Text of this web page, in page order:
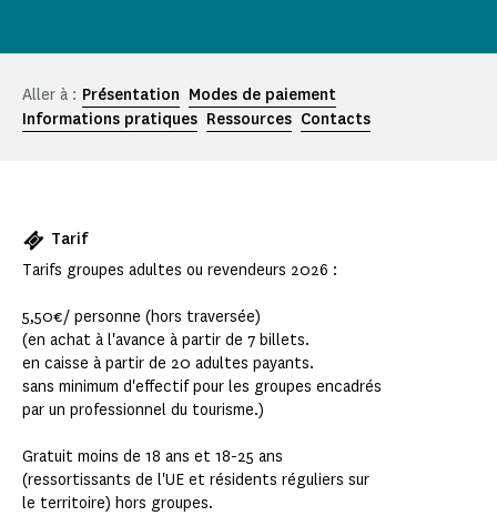
Aller à : Présentation Modes de paiement
Informations pratiques Ressources Contacts
Tarif
Tarifs groupes adultes ou revendeurs 2026 :
5,50€/ personne (hors traversée)
(en achat à l'avance à partir de 7 billets.
en caisse à partir de 20 adultes payants.
sans minimum d'effectif pour les groupes encadrés
par un professionnel du tourisme.)
Gratuit moins de 18 ans et 18-25 ans
(ressortissants de l'UE et résidents réguliers sur
le territoire) hors groupes.